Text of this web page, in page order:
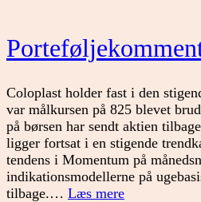
Coloplast holder fast i den
var målkursen på 825 blevet
på børsen har sendt aktien
ligger fortsat i en stigende
tendens i Momentum på
indikationsmodellerne på
tilbage.… Læs mere